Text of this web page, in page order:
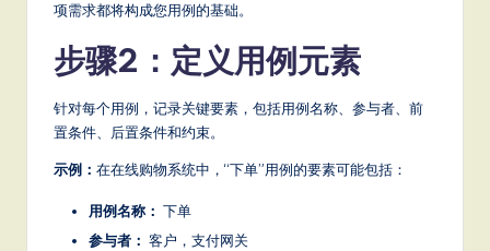
T
项需求都将构成您用例的基础。
步骤2：定义用例元素
针对每个用例，记录关键要素，包括用例名称、参与者、前
置条件、后置条件和约束。
示例： 在在线购物系统中，“下单”用例的要素可能包括：
用例名称： 下单
参与者： 客户，支付网关